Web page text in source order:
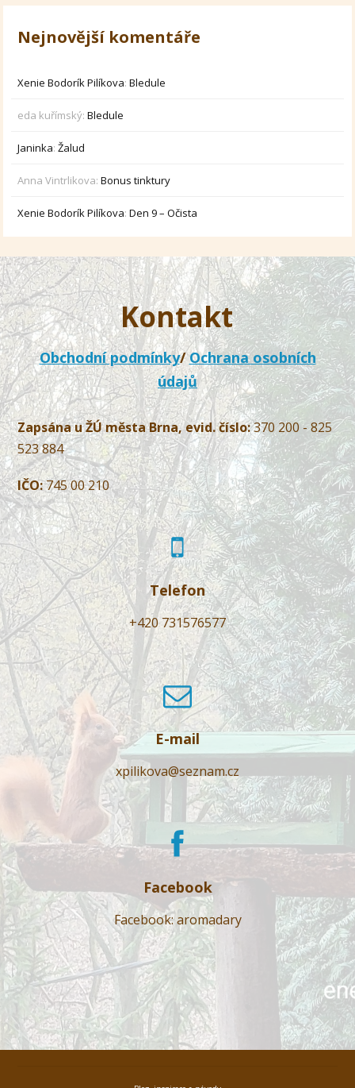
Nejnovější komentáře
Xenie Bodorík Pilíkova:Bledule
eda kuřímský:Bledule
Janinka:Žalud
Anna Vintrlikova:Bonus tinktury
Xenie Bodorík Pilíkova:Den 9 – Očista
Kontakt
Obchodní podmínky/Ochrana osobních
údajů
Zapsána u ŽÚ města Brna, evid. číslo:370 200 - 825
523 884
IČO:745 00 210
Telefon
+420 731576577
E-mail
xpilikova@seznam.cz
Facebook
Facebook: aromadary